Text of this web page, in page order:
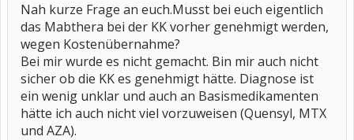
Nah kurze Frage an euch.Musst bei euch eigentlich
das Mabthera bei der KK vorher genehmigt werden,
wegen Kostenübernahme?
Bei mir wurde es nicht gemacht. Bin mir auch nicht
sicher ob die KK es genehmigt hätte. Diagnose ist
ein wenig unklar und auch an Basismedikamenten
hätte ich auch nicht viel vorzuweisen (Quensyl, MTX
und AZA).